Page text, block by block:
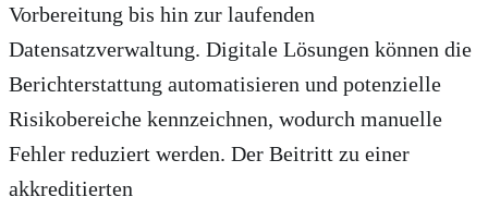
Vorbereitung bis hin zur laufenden
Datensatzverwaltung. Digitale Lösungen können die
Berichterstattung automatisieren und potenzielle
Risikobereiche kennzeichnen, wodurch manuelle
Fehler reduziert werden. Der Beitritt zu einer
akkreditierten